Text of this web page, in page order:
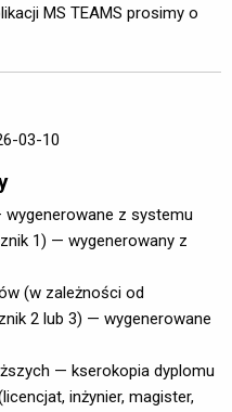
MS TEAMS prosimy o
03-10
z systemu
1) — wygenerowany z
(w zależności od
2 lub 3) — wygenerowane
— kserokopia dyplomu
inżynier, magister,